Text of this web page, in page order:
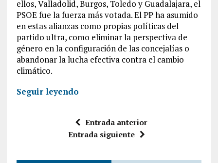
ellos, Valladolid, Burgos, Toledo y Guadalajara, el
PSOE fue la fuerza más votada. El PP ha asumido
en estas alianzas como propias políticas del
partido ultra, como eliminar la perspectiva de
género en la configuración de las concejalías o
abandonar la lucha efectiva contra el cambio
climático.
Seguir leyendo
Entrada anterior
Entrada siguiente